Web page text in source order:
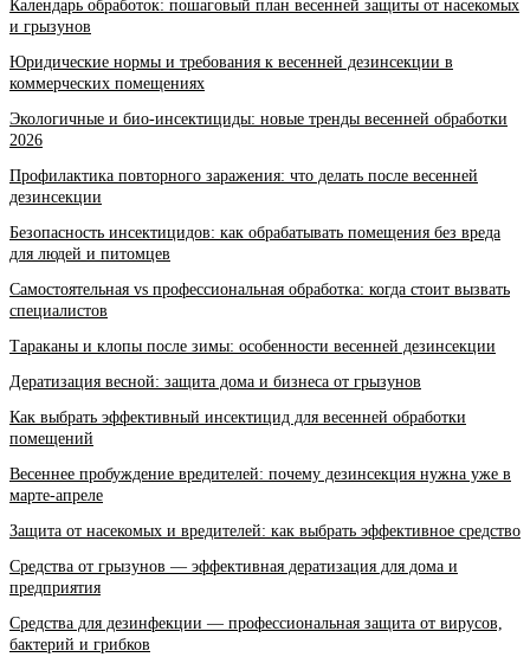
Календарь обработок: пошаговый план весенней защиты от насекомых
и грызунов
Юридические нормы и требования к весенней дезинсекции в
коммерческих помещениях
Экологичные и био-инсектициды: новые тренды весенней обработки
2026
Профилактика повторного заражения: что делать после весенней
дезинсекции
Безопасность инсектицидов: как обрабатывать помещения без вреда
для людей и питомцев
Самостоятельная vs профессиональная обработка: когда стоит вызвать
специалистов
Тараканы и клопы после зимы: особенности весенней дезинсекции
Дератизация весной: защита дома и бизнеса от грызунов
Как выбрать эффективный инсектицид для весенней обработки
помещений
Весеннее пробуждение вредителей: почему дезинсекция нужна уже в
марте-апреле
Защита от насекомых и вредителей: как выбрать эффективное средство
Средства от грызунов — эффективная дератизация для дома и
предприятия
Средства для дезинфекции — профессиональная защита от вирусов,
бактерий и грибков